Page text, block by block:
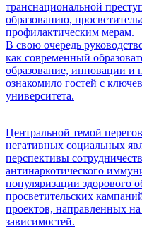
транснациональной
образованию,
профилактическим мерам.
В свою очередь
как современный
образование, инновации и
ознакомило гостей с
университета.
Центральной темой
негативных социальных
перспективы
антинаркотического
популяризации здорового
просветительских
проектов, направленных
зависимостей.